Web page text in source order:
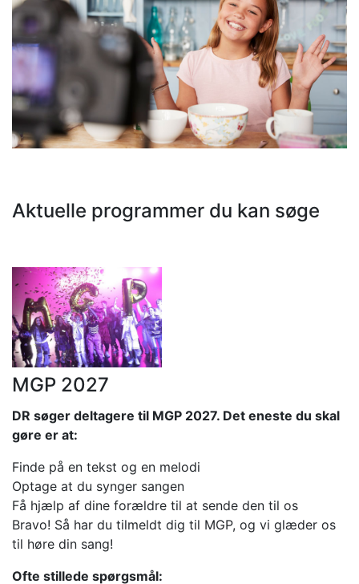
Aktuelle programmer du kan søge
MGP 2027
DR søger deltagere til MGP 2027. Det eneste du skal
gøre er at:
Finde på en tekst og en melodi
Optage at du synger sangen
Få hjælp af dine forældre til at sende den til os
Bravo! Så har du tilmeldt dig til MGP, og vi glæder os
til høre din sang!
Ofte stillede spørgsmål: